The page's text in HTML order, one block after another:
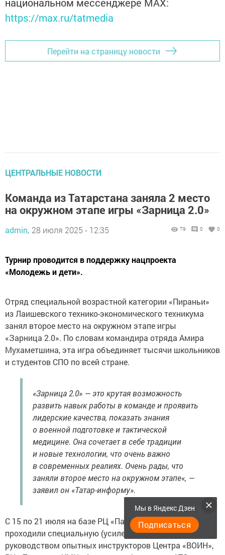
https://max.ru/tatmedia
Перейти на страницу новости
ЦЕНТРАЛЬНЫЕ НОВОСТИ
Команда из Татарстана заняла 2 место
на окружном этапе игры «Зарница 2.0»
admin, 28 июля 2025 - 12:35 79 0 0
Турнир проводится в поддержку нацпроекта
«Молодежь и дети».
Отряд специальной возрастной категории «Пираньи»
из Лаишевского технико-экономического техникума
занял второе место на окружном этапе игры
«Зарница 2.0». По словам командира отряда Амира
Мухаметшина, эта игра объединяет тысячи школьников
и студентов СПО по всей стране.
«Зарница 2.0» — это крутая возможность
развить навык работы в команде и проявить
лидерские качества, показать знания
о военной подготовке и тактической
медицине. Она сочетает в себе традиции
и новые технологии, что очень важно
в современных реалиях. Очень рады, что
заняли второе место на окружном этапе«, —
заявил он «Татар-информу».
С 15 по 21 июля на базе РЦ «Патриот» ребята
проходили специальную (усиленную) подготовку под
руководством опытных инструкторов Центра «ВОИН»,
Мы в Яндекс Дзен
Подписаться